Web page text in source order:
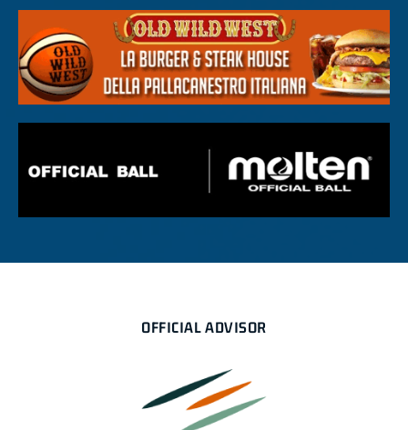
OFFICIAL ADVISOR